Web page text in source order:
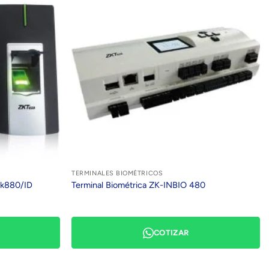
ID
TERMINALES BIOMÉTRICOS
Terminal Biométrica ZK-INBIO 480
COTIZAR